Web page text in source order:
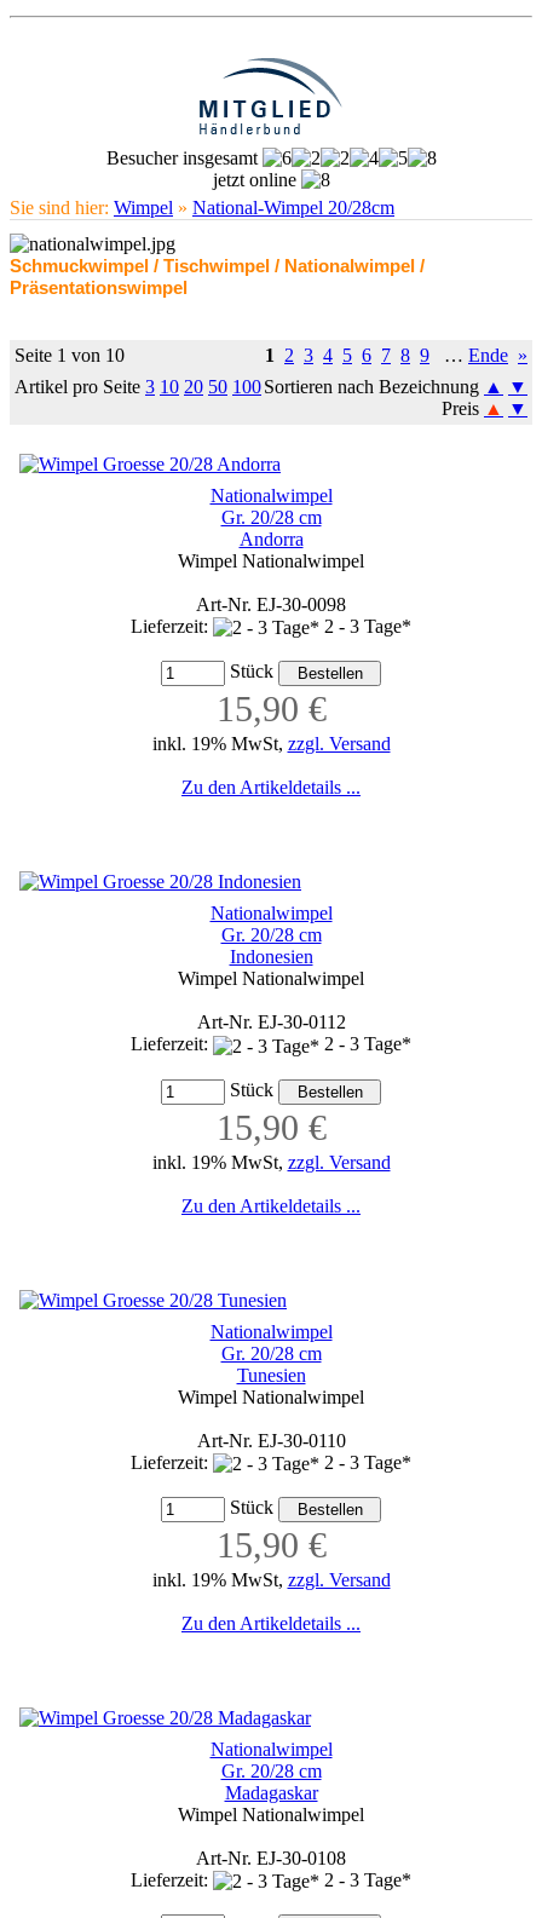
Besucher insgesamt
jetzt online
Sie sind hier: Wimpel » National-Wimpel 20/28cm
Schmuckwimpel / Tischwimpel / Nationalwimpel /
Präsentationswimpel
Seite 1 von 10 1 2 3 4 5 6 7 8 9 … Ende »
Artikel pro Seite 3 10 20 50 100Sortieren nach Bezeichnung ▲
▼
Preis ▲ ▼
Nationalwimpel
Gr. 20/28 cm
Andorra
Wimpel Nationalwimpel
Art-Nr. EJ-30-0098
Lieferzeit:
2 - 3 Tage*
Stück
15,90 €
inkl. 19% MwSt, zzgl. Versand
Zu den Artikeldetails ...
Nationalwimpel
Gr. 20/28 cm
Indonesien
Wimpel Nationalwimpel
Art-Nr. EJ-30-0112
Lieferzeit:
2 - 3 Tage*
Stück
15,90 €
inkl. 19% MwSt, zzgl. Versand
Zu den Artikeldetails ...
Nationalwimpel
Gr. 20/28 cm
Tunesien
Wimpel Nationalwimpel
Art-Nr. EJ-30-0110
Lieferzeit:
2 - 3 Tage*
Stück
15,90 €
inkl. 19% MwSt, zzgl. Versand
Zu den Artikeldetails ...
Nationalwimpel
Gr. 20/28 cm
Madagaskar
Wimpel Nationalwimpel
Art-Nr. EJ-30-0108
Lieferzeit:
2 - 3 Tage*